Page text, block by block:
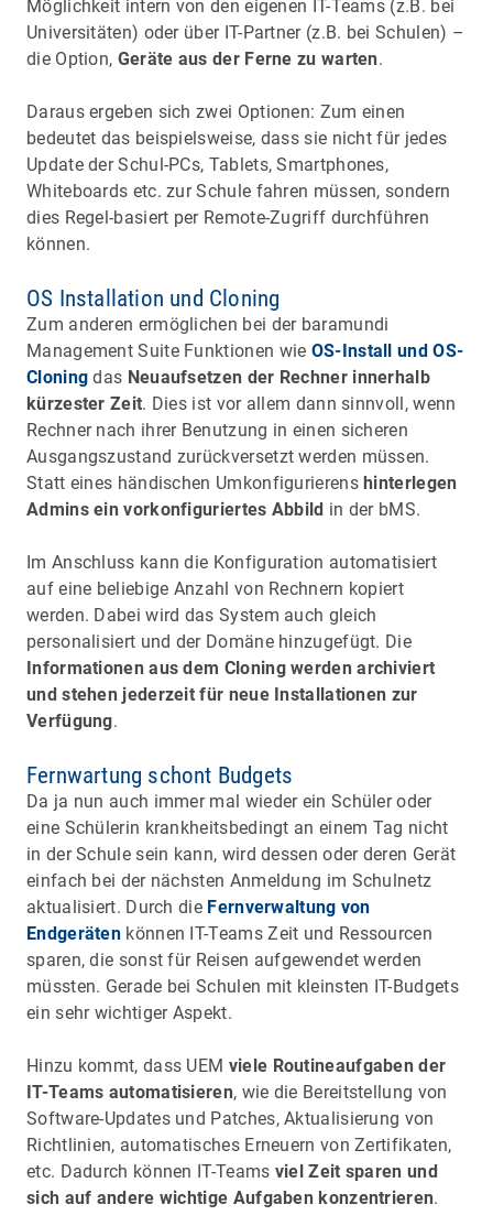
Möglichkeit intern von den eigenen IT-Teams (z.B. bei
Universitäten) oder über IT-Partner (z.B. bei Schulen) –
die Option, Geräte aus der Ferne zu warten.
Daraus ergeben sich zwei Optionen: Zum einen
bedeutet das beispielsweise, dass sie nicht für jedes
Update der Schul-PCs, Tablets, Smartphones,
Whiteboards etc. zur Schule fahren müssen, sondern
dies Regel-basiert per Remote-Zugriff durchführen
können.
OS Installation und Cloning
Zum anderen ermöglichen bei der baramundi
Management Suite Funktionen wie OS-Install und OS-
Cloning das Neuaufsetzen der Rechner innerhalb
kürzester Zeit. Dies ist vor allem dann sinnvoll, wenn
Rechner nach ihrer Benutzung in einen sicheren
Ausgangszustand zurückversetzt werden müssen.
Statt eines händischen Umkonfigurierenshinterlegen
Admins ein vorkonfiguriertes Abbild in der bMS.
Im Anschluss kann die Konfiguration automatisiert
auf eine beliebige Anzahl von Rechnern kopiert
werden. Dabei wird das System auch gleich
personalisiert und der Domäne hinzugefügt. Die
Informationen aus dem Cloning werden archiviert
und stehen jederzeit für neue Installationen zur
Verfügung.
Fernwartung schont Budgets
Da ja nun auch immer mal wieder ein Schüler oder
eine Schülerin krankheitsbedingt an einem Tag nicht
in der Schule sein kann, wird dessen oder deren Gerät
einfach bei der nächsten Anmeldung im Schulnetz
aktualisiert. Durch die Fernverwaltung von
Endgeräten können IT-Teams Zeit und Ressourcen
sparen, die sonst für Reisen aufgewendet werden
müssten. Gerade bei Schulen mit kleinsten IT-Budgets
ein sehr wichtiger Aspekt.
Hinzu kommt, dass UEM viele Routineaufgaben der
IT-Teams automatisieren, wie die Bereitstellung von
Software-Updates und Patches, Aktualisierung von
Richtlinien, automatisches Erneuern von Zertifikaten,
etc. Dadurch können IT-Teams viel Zeit sparen und
sich auf andere wichtige Aufgaben konzentrieren.